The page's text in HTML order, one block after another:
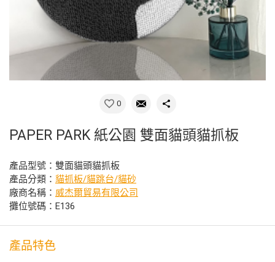
0
PAPER PARK 紙公園 雙面貓頭貓抓板
產品型號：雙面貓頭貓抓板
產品分類： 貓抓板/貓跳台/貓砂
廠商名稱： 威杰爾貿易有限公司
攤位號碼：E136
產品特色